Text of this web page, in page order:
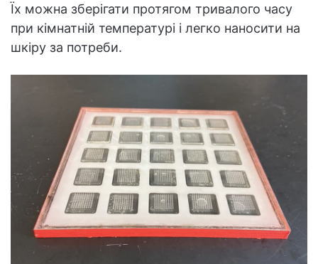
Їх можна зберігати протягом тривалого часу
при кімнатній температурі і легко наносити на
шкіру за потреби.